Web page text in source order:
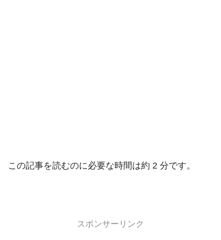
この記事を読むのに必要な時間は約 2 分です。
スポンサーリンク